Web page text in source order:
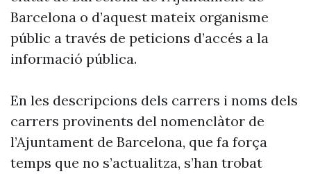
Barcelona o d’aquest mateix organisme
públic a través de peticions d’accés a la
informació pública.
En les descripcions dels carrers i noms dels
carrers provinents del nomenclàtor de
l’Ajuntament de Barcelona, que fa força
temps que no s’actualitza, s’han trobat